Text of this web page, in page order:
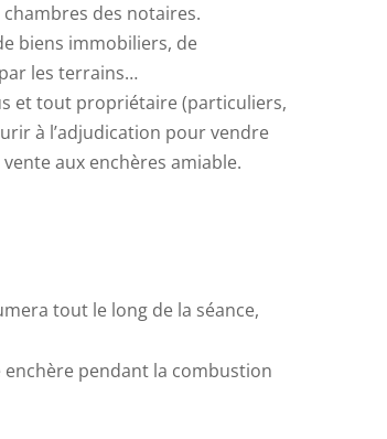
des notaires.
biens immobiliers, de
les terrains…
et tout propriétaire (particuliers,
à l’adjudication pour vendre
aux enchères amiable.
tout le long de la séance,
enchère pendant la combustion